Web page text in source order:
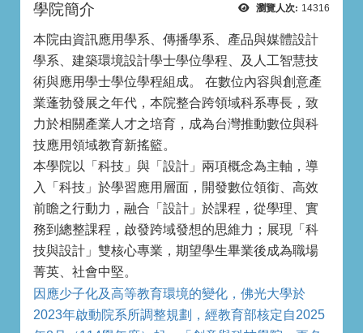
瀏覽人次: 14316
學院簡介
本院由資訊應用學系、傳播學系、產品與媒體設計
學系、建築環境設計學士學位學程、及人工智慧技
術與應用學士學位學程組成。 在數位內容與創意產
業蓬勃發展之年代，本院整合跨領域科系專長，致
力於相關產業人才之培育，成為台灣推動數位與科
技應用領域教育新搖籃。
本學院以「科技」與「設計」兩項概念為主軸，導
入「科技」於學習應用層面，開發數位領銜、高效
前瞻之行動力，融合「設計」於課程，從學理、實
務到總整課程，啟發跨域發想的思維力；展現「科
技與設計」雙核心專業，期望學生畢業後成為職場
菁英、社會中堅。
因應少子化及高等教育環境的變化，佛光大學於
2023年啟動院系所調整規劃，經教育部核定自2025